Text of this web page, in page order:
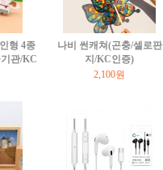
형 4종
관/KC
나비 썬캐쳐(곤충/셀로판
지/KC인증)
2,100원